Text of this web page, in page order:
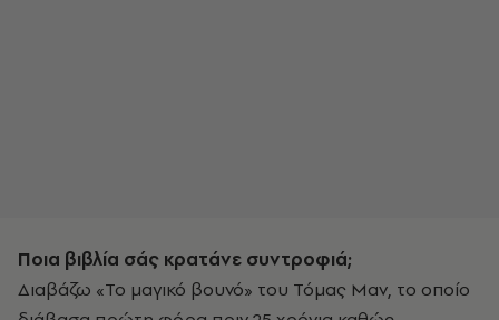
Ποια βιβλία σάς κρατάνε συντροφιά;
Διαβάζω «Το μαγικό βουνό» του Τόμας Μαν, το οποίο